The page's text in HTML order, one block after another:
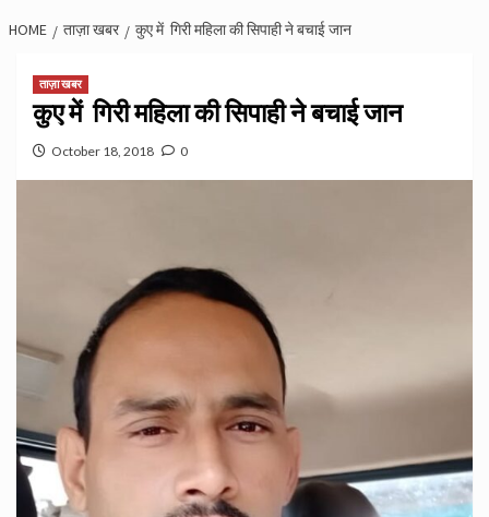
HOME ताज़ा खबर कुए में गिरी महिला की सिपाही ने बचाई जान
ताज़ा खबर
कुए में गिरी महिला की सिपाही ने बचाई जान
October 18, 2018 0